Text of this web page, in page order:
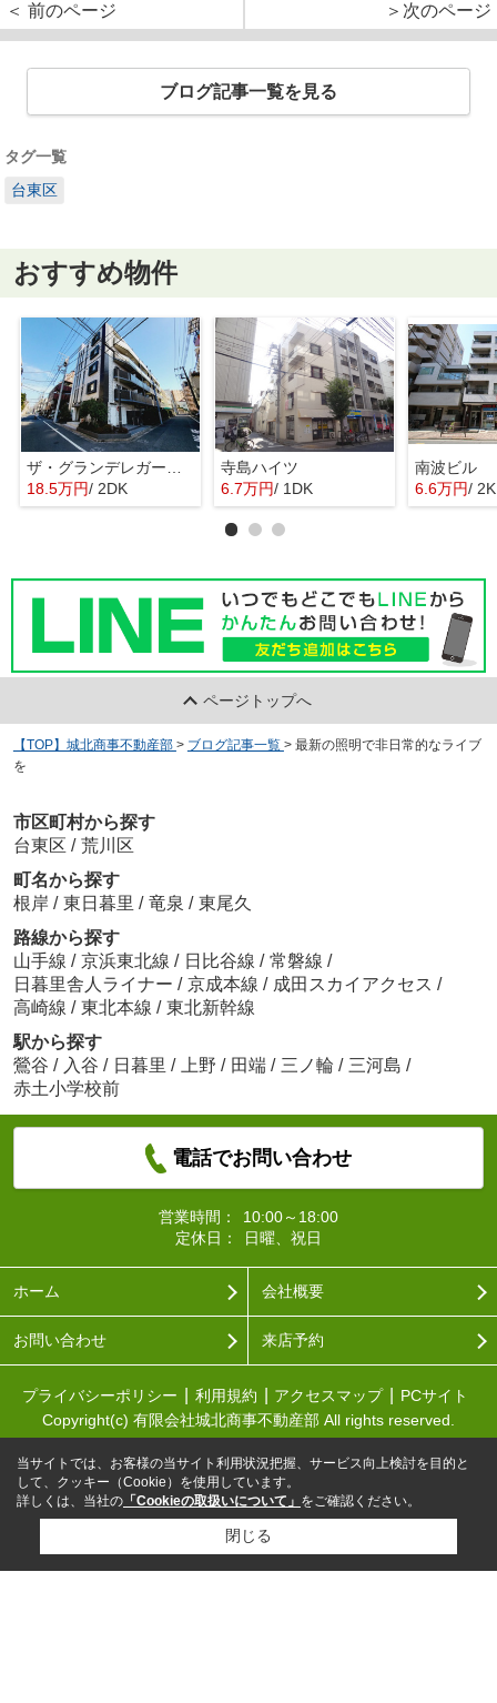
＜ 前のページ
＞次のページ
ブログ記事一覧を見る
タグ一覧
台東区
おすすめ物件
ザ・グランデレガーロ東日暮里
18.5万円/ 2DK
寺島ハイツ
6.7万円/ 1DK
南波ビル
6.6万円/ 2K
ページトップへ
【TOP】城北商事不動産部 > ブログ記事一覧 > 最新の照明で非日常的なライブ
を
市区町村から探す
台東区 / 荒川区
町名から探す
根岸 / 東日暮里 / 竜泉 / 東尾久
路線から探す
山手線 / 京浜東北線 / 日比谷線 / 常磐線 /
日暮里舎人ライナー / 京成本線 / 成田スカイアクセス /
高崎線 / 東北本線 / 東北新幹線
駅から探す
鶯谷 / 入谷 / 日暮里 / 上野 / 田端 / 三ノ輪 / 三河島 /
赤土小学校前
電話でお問い合わせ
営業時間：
10:00～18:00
定休日：
日曜、祝日
ホーム 会社概要
お問い合わせ 来店予約
プライバシーポリシー 利用規約 アクセスマップ
PCサイト
Copyright(c) 有限会社城北商事不動産部 All rights reserved.
当サイトでは、お客様の当サイト利用状況把握、サービス向上検討を目的と
して、クッキー（Cookie）を使用しています。
詳しくは、当社の 「Cookieの取扱いについて」 をご確認ください。
閉じる